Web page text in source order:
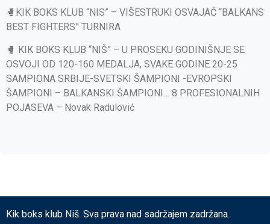
🥊KIK BOKS KLUB “NIS” – VIŠESTRUKI OSVAJAČ “BALKANS
BEST FIGHTERS” TURNIRA
🥊 KIK BOKS KLUB “NIŠ” – U PROSEKU GODINIŠNJE SE
OSVOJI OD 120-160 MEDALJA, SVAKE GODINE 20-25
SAMPIONA SRBIJE-SVETSKI ŠAMPIONI -EVROPSKI
ŠAMPIONI – BALKANSKI ŠAMPIONI… 8 PROFESIONALNIH
POJASEVA – Novak Radulović
Kik boks klub Niš. Sva prava nad sadržajem zadržana.